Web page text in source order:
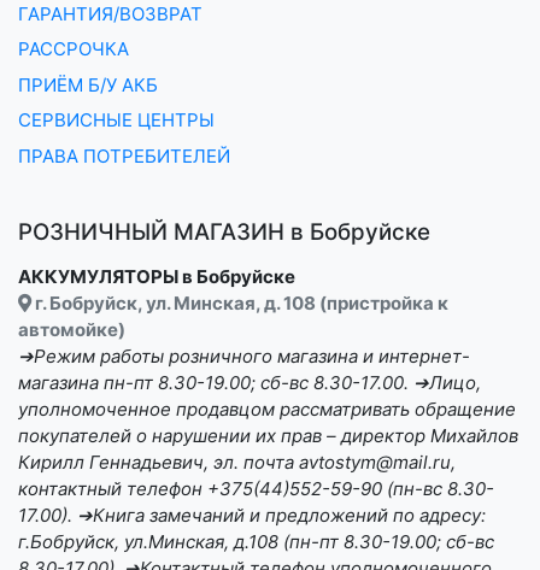
ГАРАНТИЯ/ВОЗВРАТ
РАССРОЧКА
ПРИЁМ Б/У АКБ
СЕРВИСНЫЕ ЦЕНТРЫ
ПРАВА ПОТРЕБИТЕЛЕЙ
РОЗНИЧНЫЙ МАГАЗИН в Бобруйске
АККУМУЛЯТОРЫ в Бобруйске
г. Бобруйск, ул. Минская, д. 108 (пристройка к
автомойке)
➔Режим работы розничного магазина и интернет-
магазина пн-пт 8.30-19.00; сб-вс 8.30-17.00. ➔Лицо,
уполномоченное продавцом рассматривать обращение
покупателей о нарушении их прав – директор Михайлов
Кирилл Геннадьевич, эл. почта avtostym@mail.ru,
контактный телефон +375(44)552-59-90 (пн-вс 8.30-
17.00). ➔Книга замечаний и предложений по адресу:
г.Бобруйск, ул.Минская, д.108 (пн-пт 8.30-19.00; сб-вс